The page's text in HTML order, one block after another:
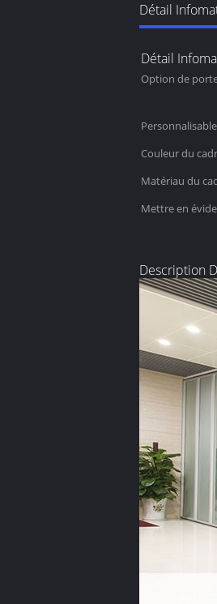
Détail
Détail
Option de
Couleur du
Matériau du
Mettre en
Description